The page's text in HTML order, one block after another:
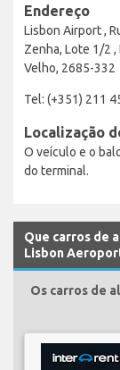
Endereço
Lisbon Airport ,
Zenha, Lote 1/2 ,
Velho, 2685-332
Tel: (+351) 211
Localização
O veículo e o
do terminal.
Que carros de
Lisbon
Os carros de